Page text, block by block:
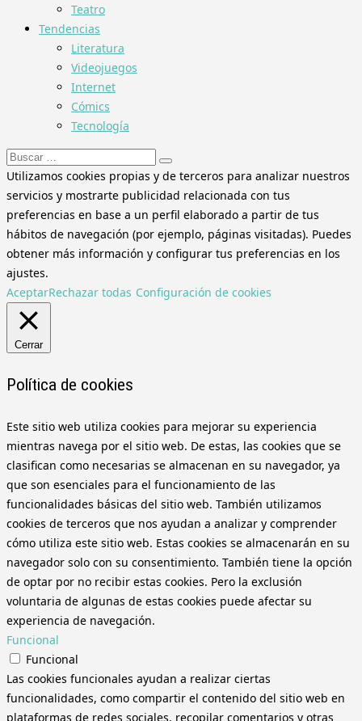
Teatro
Tendencias
Literatura
Videojuegos
Internet
Cómics
Tecnología
Buscar:
Utilizamos cookies propias y de terceros para analizar nuestros
servicios y mostrarte publicidad relacionada con tus
preferencias en base a un perfil elaborado a partir de tus
hábitos de navegación (por ejemplo, páginas visitadas). Puedes
obtener más información y configurar tus preferencias en los
ajustes.
AceptarRechazar todas Configuración de cookies
Cerrar
Política de cookies
Este sitio web utiliza cookies para mejorar su experiencia
mientras navega por el sitio web. De estas, las cookies que se
clasifican como necesarias se almacenan en su navegador, ya
que son esenciales para el funcionamiento de las
funcionalidades básicas del sitio web. También utilizamos
cookies de terceros que nos ayudan a analizar y comprender
cómo utiliza este sitio web. Estas cookies se almacenarán en su
navegador solo con su consentimiento. También tiene la opción
de optar por no recibir estas cookies. Pero la exclusión
voluntaria de algunas de estas cookies puede afectar su
experiencia de navegación.
Funcional
Funcional
Las cookies funcionales ayudan a realizar ciertas
funcionalidades, como compartir el contenido del sitio web en
plataformas de redes sociales, recopilar comentarios y otras